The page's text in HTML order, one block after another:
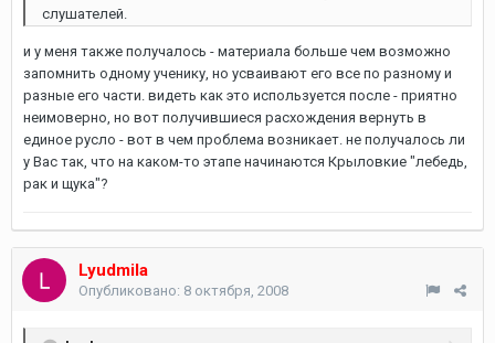
слушателей.
и у меня также получалось - материала больше чем возможно
запомнить одному ученику, но усваивают его все по разному и
разные его части. видеть как это используется после - приятно
неимоверно, но вот получившиеся расхождения вернуть в
единое русло - вот в чем проблема возникает. не получалось ли
у Вас так, что на каком-то этапе начинаются Крыловкие "лебедь,
рак и щука"?
Lyudmila
Опубликовано: 8 октября, 2008